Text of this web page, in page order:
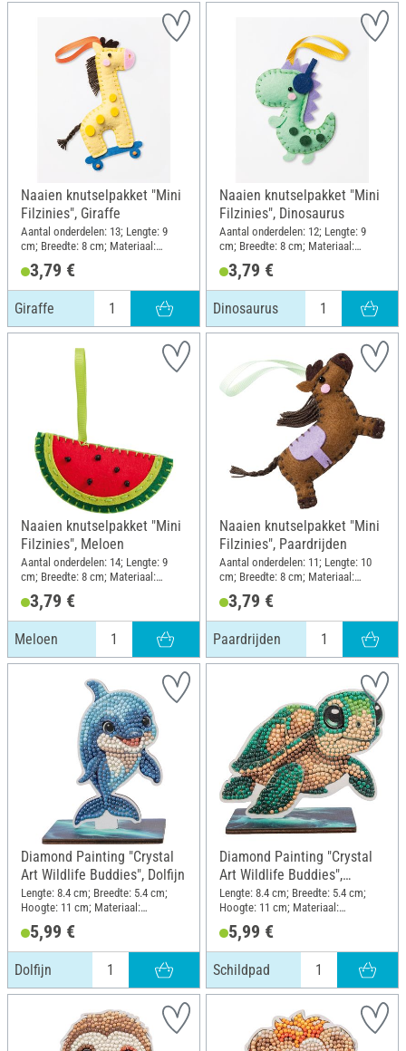
Naaien knutselpakket "Mini
Filzinies", Giraffe
Aantal onderdelen: 13; Lengte: 9
cm; Breedte: 8 cm; Materiaal:
3,79 €
Giraffe
Naaien knutselpakket "Mini
Filzinies", Dinosaurus
Aantal onderdelen: 12; Lengte: 9
cm; Breedte: 8 cm; Materiaal:
3,79 €
Dinosaurus
Naaien knutselpakket "Mini
Filzinies", Meloen
Aantal onderdelen: 14; Lengte: 9
cm; Breedte: 8 cm; Materiaal:
3,79 €
Meloen
Naaien knutselpakket "Mini
Filzinies", Paardrijden
Aantal onderdelen: 11; Lengte: 10
cm; Breedte: 8 cm; Materiaal:
3,79 €
Paardrijden
Diamond Painting "Crystal
Art Wildlife Buddies", Dolfijn
Lengte: 8.4 cm; Breedte: 5.4 cm;
Hoogte: 11 cm; Materiaal:
5,99 €
Dolfijn
Diamond Painting "Crystal
Art Wildlife Buddies",
Schildpad
Lengte: 8.4 cm; Breedte: 5.4 cm;
Hoogte: 11 cm; Materiaal:
5,99 €
Schildpad